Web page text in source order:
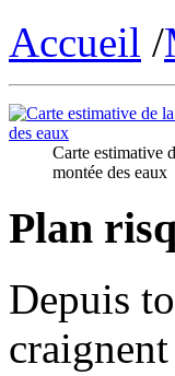
Accueil /
Carte estimative
montée des eaux
Plan
Depuis